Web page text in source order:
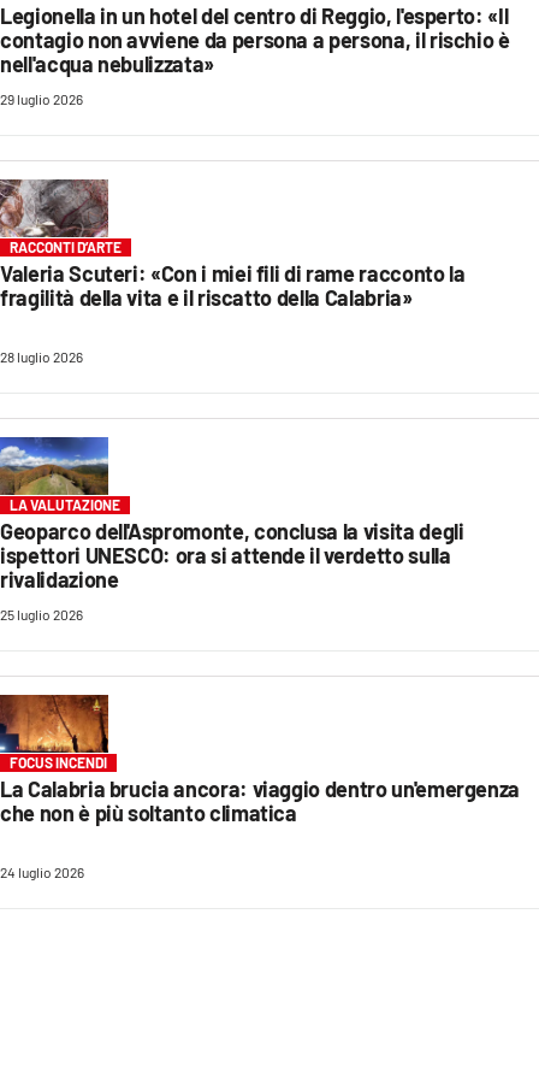
Legionella in un hotel del centro di Reggio, l'esperto: «Il
contagio non avviene da persona a persona, il rischio è
nell'acqua nebulizzata»
29 luglio 2026
RACCONTI D’ARTE
Valeria Scuteri: «Con i miei fili di rame racconto la
fragilità della vita e il riscatto della Calabria»
28 luglio 2026
LA VALUTAZIONE
Geoparco dell'Aspromonte, conclusa la visita degli
ispettori UNESCO: ora si attende il verdetto sulla
rivalidazione
25 luglio 2026
FOCUS INCENDI
La Calabria brucia ancora: viaggio dentro un'emergenza
che non è più soltanto climatica
24 luglio 2026